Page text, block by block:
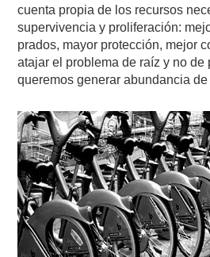
cuenta propia de los recursos
supervivencia y proliferación:
prados, mayor protección, mejor
atajar el problema de raíz y no de
queremos generar abundancia